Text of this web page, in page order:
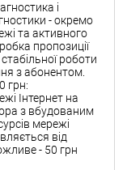
і
- окремо
та активного
пропозиції
роботи
з абонентом.
грн:
Інтернет на
з вбудованим
мережі
від
- 50 грн